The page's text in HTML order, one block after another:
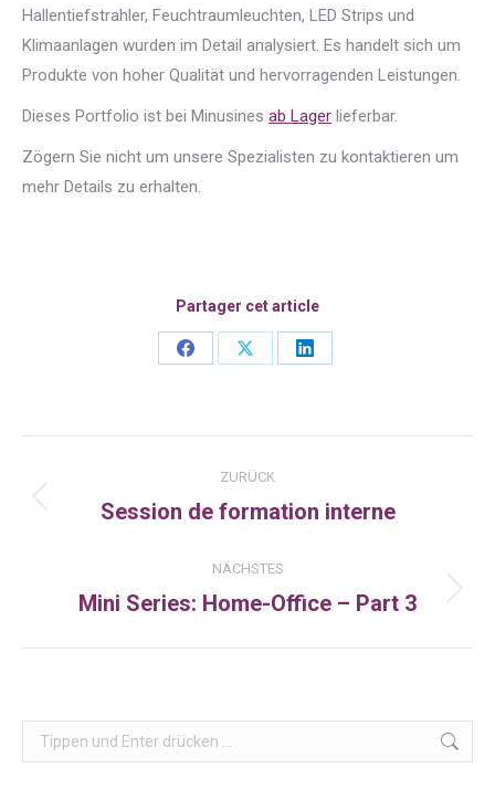
Hallentiefstrahler, Feuchtraumleuchten, LED Strips und
Klimaanlagen wurden im Detail analysiert. Es handelt sich um
Produkte von hoher Qualität und hervorragenden Leistungen.
Dieses Portfolio ist bei Minusines ab Lager lieferbar.
Zögern Sie nicht um unsere Spezialisten zu kontaktieren um
mehr Details zu erhalten.
Partager cet article
Share
Share
Share
Kommentarnavigation
ZURÜCK
Vorheriger
Session de formation interne
NÄCHSTES
Nächster
Mini Series: Home-Office – Part 3
Search: